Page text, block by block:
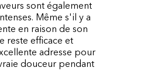
sont également
Même s'il y a
en raison de son
reste efficace et
adresse pour
douceur pendant